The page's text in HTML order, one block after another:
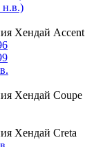
н.в.)
Хендай Accent
Хендай Coupe
Хендай Creta